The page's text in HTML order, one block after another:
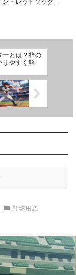
・レッドソックス
ーとは？枠の
りやすく解
野球用語